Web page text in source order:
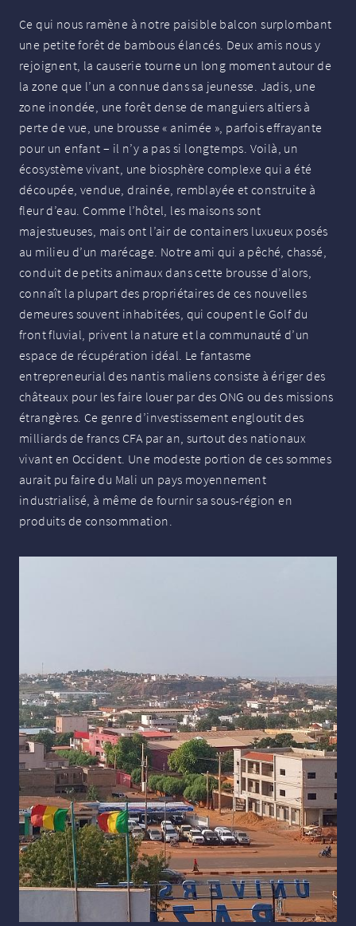
Ce qui nous ramène à notre paisible balcon surplombant
une petite forêt de bambous élancés. Deux amis nous y
rejoignent, la causerie tourne un long moment autour de
la zone que l’un a connue dans sa jeunesse. Jadis, une
zone inondée, une forêt dense de manguiers altiers à
perte de vue, une brousse « animée », parfois effrayante
pour un enfant – il n’y a pas si longtemps. Voilà, un
écosystème vivant, une biosphère complexe qui a été
découpée, vendue, drainée, remblayée et construite à
fleur d’eau. Comme l’hôtel, les maisons sont
majestueuses, mais ont l’air de containers luxueux posés
au milieu d’un marécage. Notre ami qui a pêché, chassé,
conduit de petits animaux dans cette brousse d’alors,
connaît la plupart des propriétaires de ces nouvelles
demeures souvent inhabitées, qui coupent le Golf du
front fluvial, privent la nature et la communauté d’un
espace de récupération idéal. Le fantasme
entrepreneurial des nantis maliens consiste à ériger des
châteaux pour les faire louer par des ONG ou des missions
étrangères. Ce genre d’investissement engloutit des
milliards de francs CFA par an, surtout des nationaux
vivant en Occident. Une modeste portion de ces sommes
aurait pu faire du Mali un pays moyennement
industrialisé, à même de fournir sa sous-région en
produits de consommation.